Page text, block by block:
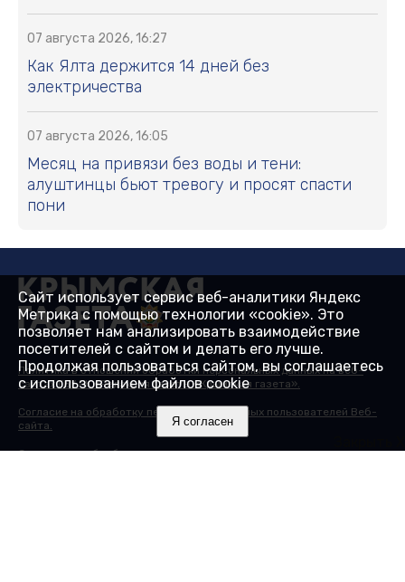
07 августа 2026, 16:27
Как Ялта держится 14 дней без
электричества
07 августа 2026, 16:05
Месяц на привязи без воды и тени:
алуштинцы бьют тревогу и просят спасти
пони
Политика в отношении обработки персональных данных на веб-
сайтах ГБУ РК «Редакция газеты «Крымская газета».
Согласие на обработку персональных данных пользователей Веб-
сайта.
Согласие на обработку персональных данных с помощью сервиса
Сайт использует сервис веб-аналитики Яндекс
Метрика с помощью технологии «cookie». Это
позволяет нам анализировать взаимодействие
посетителей с сайтом и делать его лучше.
Продолжая пользоваться сайтом, вы соглашаетесь
с использованием файлов cookie
Я согласен